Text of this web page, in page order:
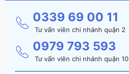
0339 69 00 11
Tư vấn viên chi nhánh quận 2
0979 793 593
Tư vấn viên chi nhánh quận 10